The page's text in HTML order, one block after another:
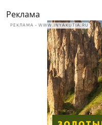
Реклама
РЕКЛАМА • WWW.INYAKUTIA.RU